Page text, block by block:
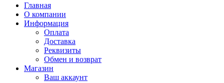
Главная
О компании
Информация
Оплата
Доставка
Реквизиты
Обмен и возврат
Магазин
Ваш аккаунт